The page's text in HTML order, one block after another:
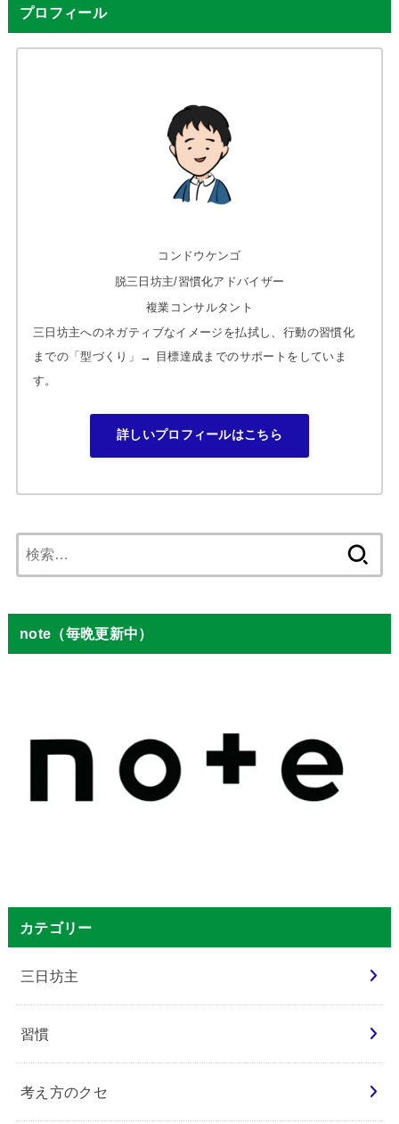
プロフィール
コンドウケンゴ
脱三日坊主/習慣化アドバイザー
複業コンサルタント
三日坊主へのネガティブなイメージを払拭し、行動の習慣化
までの「型づくり」→ 目標達成までのサポートをしていま
す。
詳しいプロフィールはこちら
索:
note（毎晩更新中）
カテゴリー
三日坊主
習慣
考え方のクセ